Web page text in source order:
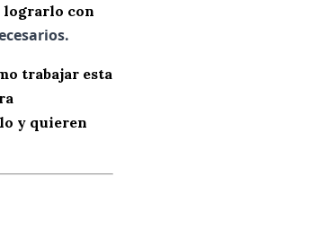
lograrlo con
trabajar esta
y quieren